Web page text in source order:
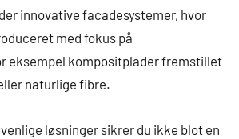
innovative facadesystemer, hvor
med fokus på
eksempel kompositplader fremstillet
naturlige fibre.
løsninger sikrer du ikke blot en